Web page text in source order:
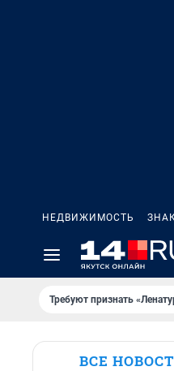
НЕДВИЖИМОСТЬ
Требуют признать
ВСЕ